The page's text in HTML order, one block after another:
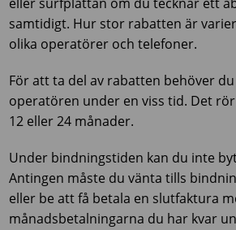
samtidigt. Hur stor rabatten är
olika operatörer och telefoner.
För att ta del av rabatten behöver
operatören under en viss tid. Det
12 eller 24 månader.
Under bindningstiden kan du inte
Antingen måste du vänta tills
eller be att få betala en slutfaktura
månadsbetalningarna du har kvar